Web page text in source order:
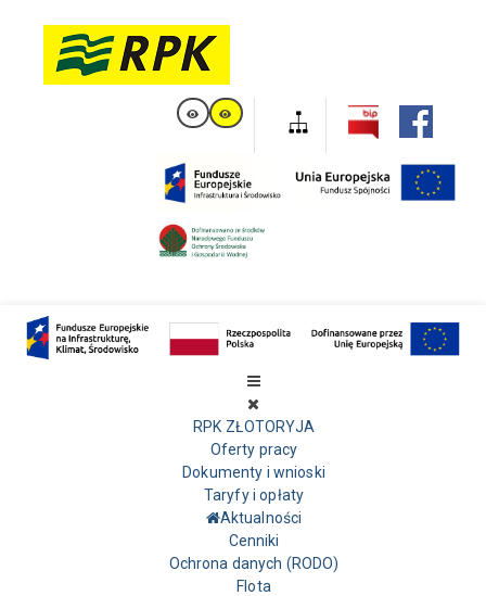
RPK ZŁOTORYJA
Oferty pracy
Dokumenty i wnioski
Taryfy i opłaty
Aktualności
Cenniki
Ochrona danych (RODO)
Flota